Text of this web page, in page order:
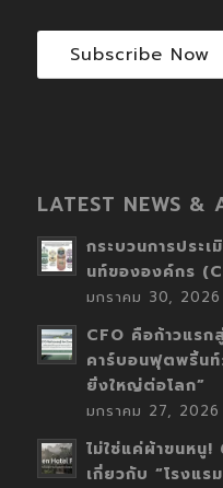
Subscribe Now
LATEST NEWS &
กระบวนการประ
นท์ขององค์กร
มกราคม 30,
CFO คือก้าวแร
คาร์บอนฟุตพริ้นท์
ยิ่งใหญ่ต่อโลก”
มกราคม 27,
ไม่ใช่แค่ผ้าขนหนู!
เกี่ยวกับ “โรงแร